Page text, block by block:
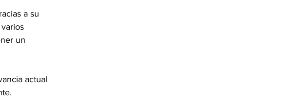
a su
un
actual